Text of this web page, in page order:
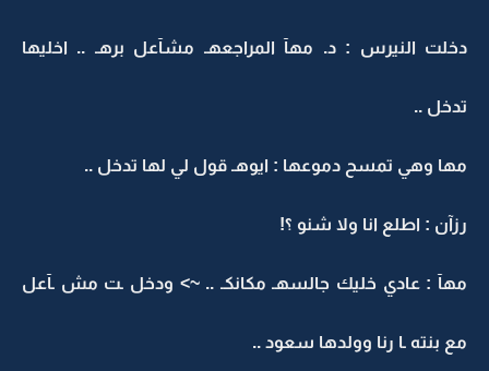
دخلت النيرس : د. مهآ المراجعهـ مشآعل برهـ .. اخليها
تدخل ..
مها وهي تمسح دموعها : ايوهـ قول لي لها تدخل ..
رزآن : اطلع انا ولا شنو ؟!
مهآ : عادي خليك جالسهـ مكانكـ .. ~> ودخل ـت مش ـآعل
مع بنته ـا رنا وولدها سعود ..